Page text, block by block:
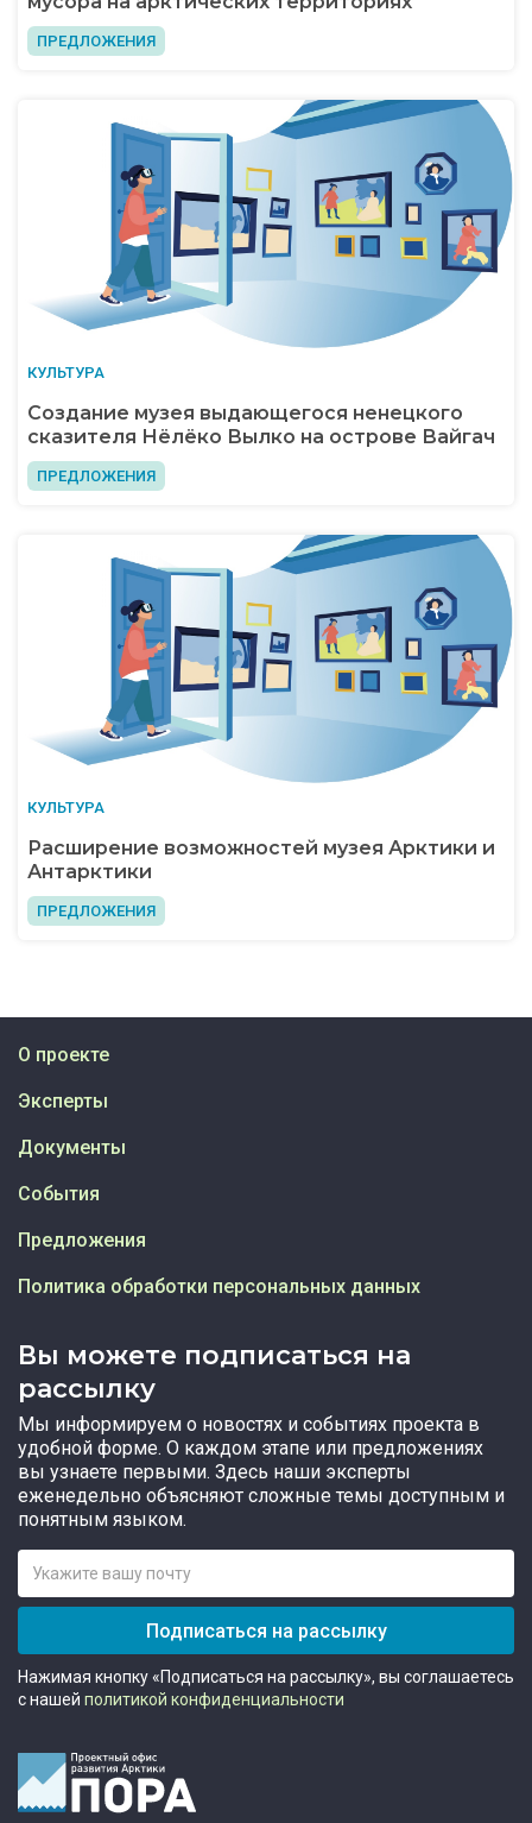
ПРЕДЛОЖЕНИЯ
КУЛЬТУРА
Создание музея выдающегося ненецкого
сказителя Нёлёко Вылко на острове Вайгач
ПРЕДЛОЖЕНИЯ
КУЛЬТУРА
Расширение возможностей музея Арктики и
Антарктики
ПРЕДЛОЖЕНИЯ
Вы можете подписаться на
рассылку
Мы информируем о новостях и событиях проекта в
удобной форме. О каждом этапе или предложениях
вы узнаете первыми. Здесь наши эксперты
еженедельно объясняют сложные темы доступным и
понятным языком.
Подписаться на рассылку
Нажимая кнопку «Подписаться на рассылку», вы соглашаетесь
с нашей политикой конфиденциальности
О проекте
Эксперты
Документы
События
Предложения
Политика обработки персональных данных